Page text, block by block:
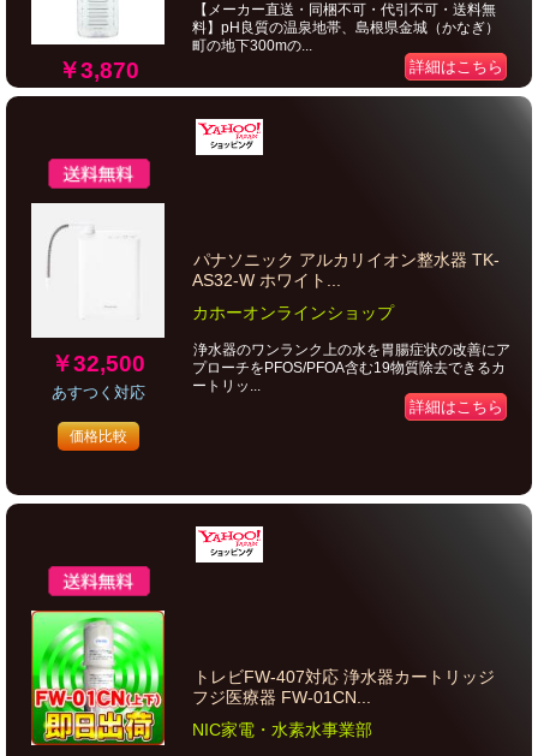
￥3,870
【メーカー直送・同梱不可・代引不可・送料無
料】pH良質の温泉地帯、島根県金城（かなぎ）
町の地下300mの...
詳細はこちら
￥32,500
あすつく対応
価格比較
パナソニック アルカリイオン整水器 TK-
AS32-W ホワイト...
カホーオンラインショップ
浄水器のワンランク上の水を胃腸症状の改善にア
プローチをPFOS/PFOA含む19物質除去できるカ
ートリッ...
詳細はこちら
トレビFW-407対応 浄水器カートリッジ
フジ医療器 FW-01CN...
NIC家電・水素水事業部